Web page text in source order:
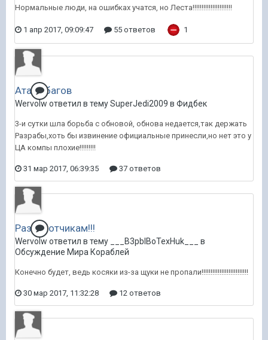
Нормальные люди, на ошибках учатся, но Леста!!!!!!!!!!!!!!!!!!!!!!
1 апр 2017, 09:09:47 55 ответов 1
Атака багов
Wervolw ответил в тему SuperJedi2009 в Фидбек
3-и сутки шла борьба с обновой, обнова недается,так держать
Разрабы,хоть бы извинение официальные принесли,но нет это у
ЦА компы плохие!!!!!!!!!
31 мар 2017, 06:39:35 37 ответов
Разработчикам!!!
Wervolw ответил в тему ___B3pbIBoTexHuk___ в
Обсуждение Мира Кораблей
Конечно будет, ведь косяки из-за щуки не пропали!!!!!!!!!!!!!!!!!!!!!!!!!!
30 мар 2017, 11:32:28 12 ответов